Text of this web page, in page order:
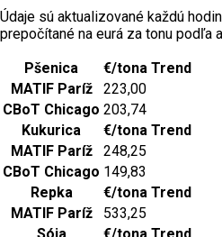
Údaje sú aktualizované každú
prepočítané na eurá za tonu podľa
Pšenica
€/tona Trend
MATIF Paríž
223,00
CBoT Chicago 203,74
Kukurica
€/tona Trend
MATIF Paríž
248,25
CBoT Chicago 149,83
Repka
€/tona Trend
MATIF Paríž
533,25